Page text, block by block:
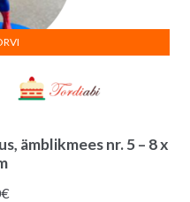
ämblikmees nr. 5 – 8 x
€